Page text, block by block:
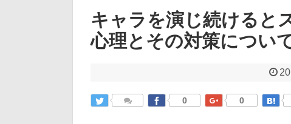
キャラを演じ続けると
心理とその対策につい
0 0